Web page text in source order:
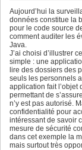
Aujourd’hui la
données constitue la
pour le code source
comment auditer les
Java.
J’ai choisi d’illustrer
simple : une
lire des dossiers des
seuls les personnels
application fait l’objet
permettant de
n’y est pas autorisé.
confidentialité pour
intéressant de savoir
mesure de sécurité
dans cet exemple la
mais surtout très